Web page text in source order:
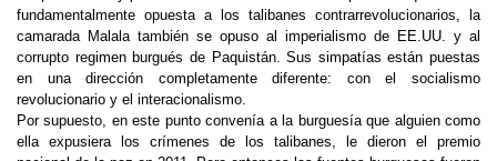
fundamentalmente opuesta a los talibanes contrarrevolucionarios, la
camarada Malala también se opuso al imperialismo de EE.UU. y al
corrupto regimen burgués de Paquistán. Sus simpatías están puestas
en una dirección completamente diferente: con el socialismo
revolucionario y el interacionalismo.
Por supuesto, en este punto convenía a la burguesía que alguien como
ella expusiera los crímenes de los talibanes, le dieron el premio